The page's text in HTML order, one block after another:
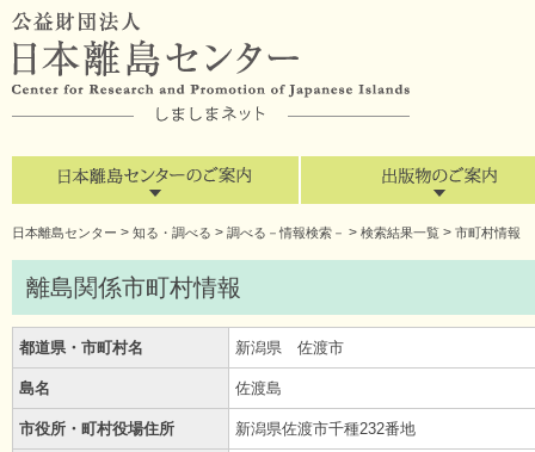
日本離島センター > 知る・調べる > 調べる－情報検索－ > 検索結果一覧 > 市町村情報
離島関係市町村情報
都道県・市町村名 新潟県 佐渡市
島名 佐渡島
市役所・町村役場住所 新潟県佐渡市千種232番地